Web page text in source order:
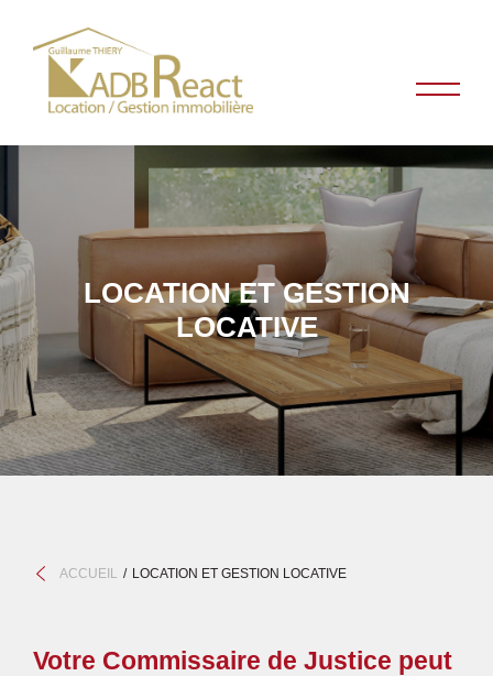
LOCATION ET GESTION
LOCATIVE
ACCUEIL LOCATION ET GESTION LOCATIVE
Votre Commissaire de Justice peut